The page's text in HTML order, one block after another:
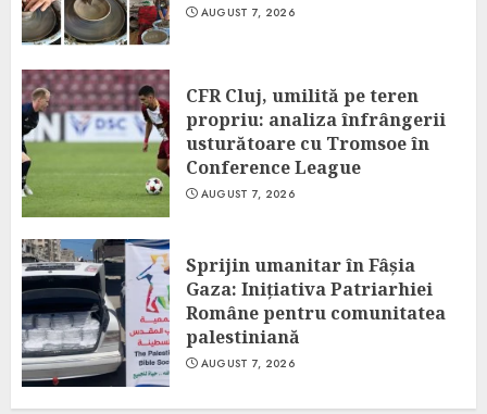
AUGUST 7, 2026
CFR Cluj, umilită pe teren
propriu: analiza înfrângerii
usturătoare cu Tromsoe în
Conference League
AUGUST 7, 2026
Sprijin umanitar în Fâșia
Gaza: Inițiativa Patriarhiei
Române pentru comunitatea
palestiniană
AUGUST 7, 2026